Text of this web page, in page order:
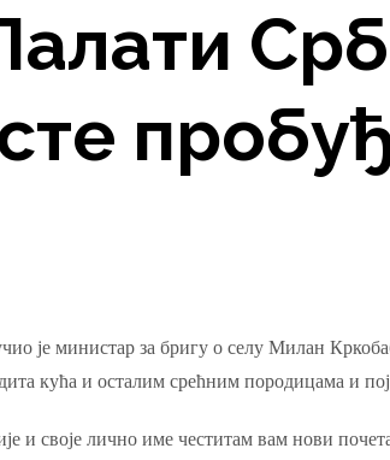
је министар за бригу о селу Милан
кућа и осталим срећним породицама и
своје лично име честитам вам нови